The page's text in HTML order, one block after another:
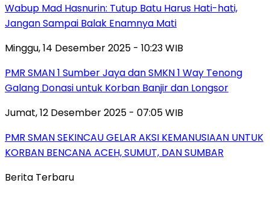
Wabup Mad Hasnurin: Tutup Batu Harus Hati-hati,
Jangan Sampai Balak Enamnya Mati
Minggu, 14 Desember 2025 - 10:23 WIB
PMR SMAN 1 Sumber Jaya dan SMKN 1 Way Tenong
Galang Donasi untuk Korban Banjir dan Longsor
Jumat, 12 Desember 2025 - 07:05 WIB
PMR SMAN SEKINCAU GELAR AKSI KEMANUSIAAN UNTUK
KORBAN BENCANA ACEH, SUMUT, DAN SUMBAR
Berita Terbaru